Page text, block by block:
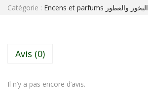
Catégorie : Encens et parfums البخور والعطور
Avis (0)
Il n’y a pas encore d’avis.